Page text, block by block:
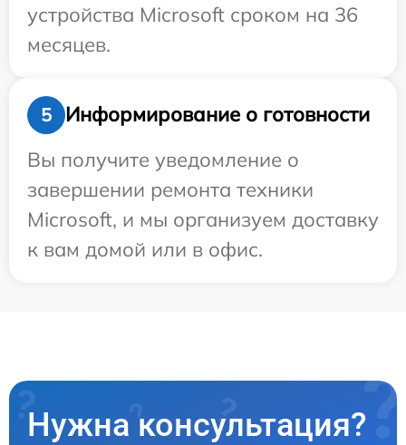
устройства Microsoft сроком на 36
месяцев.
5
Информирование о готовности
Вы получите уведомление о
завершении ремонта техники
Microsoft, и мы организуем доставку
к вам домой или в офис.
Нужна консультация?